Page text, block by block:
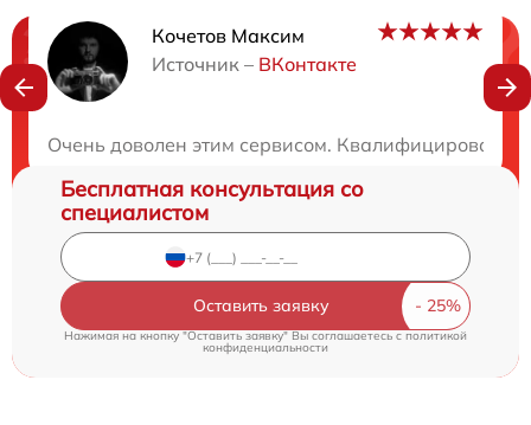
Кочетов Максим
Источник – ВКонтакте
Очень доволен этим сервисом.
Нужна консультация?
Бесплатная консультация со
специалистом
Оставить заявку
Нажимая на кнопку "Оставить заявку" Вы соглашаетесь c политикой
конфиденциальности